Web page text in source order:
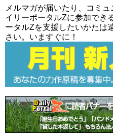
メルマガが届いたり、コミ
イリーポータルZに参加でき
ータルZを支援したいかたは
さい。いますぐに！